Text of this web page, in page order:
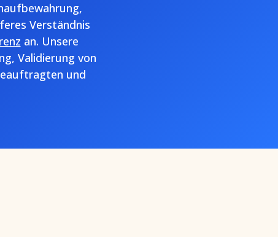
Verständnis
an. Unsere
Validierung von
und